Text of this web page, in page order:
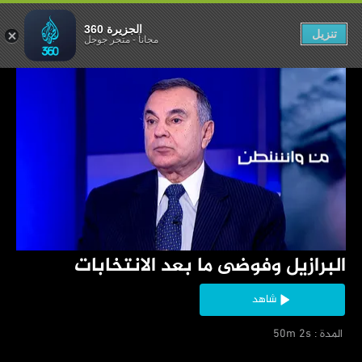
‏البرازيل وفوضى ما بعد الانتخابات
شاهد
‏ المدة : 50m 2s
بعد الانتخابات
الجزيرة 360
مجاناً-متجر جوجل تنزيل